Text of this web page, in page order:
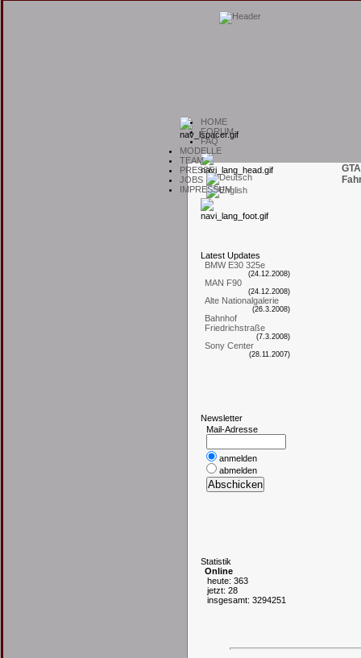
HOME
FORUM
FAQ
MODELLE
TEAM
PRESSE
JOBS
IMPRESSUM
L atest Updates
BMW E30 325e
(24.12.2008)
MAN F90
(24.12.2008)
Alte Nationalgalerie
(26.3.2008)
Bahnhof
Friedrichstraße
(7.3.2008)
Sony Center
(28.11.2007)
Newsletter
Mail-Adresse
anmelden
abmelden
Statistik
Online
heute: 363
jetzt: 28
insgesamt: 3294251